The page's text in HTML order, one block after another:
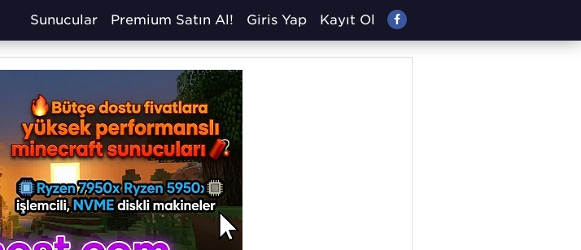
Sunucular Premium Satın Al! Giriş Yap Kayıt Ol